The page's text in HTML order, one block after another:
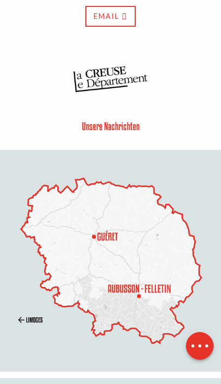
Preise
Per E-Mail
kontaktieren
EMAIL
Unsere Nachrichten